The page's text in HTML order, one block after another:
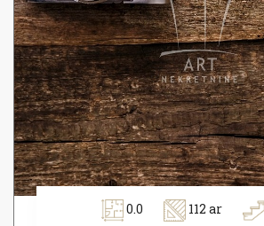
0.0 112 ar